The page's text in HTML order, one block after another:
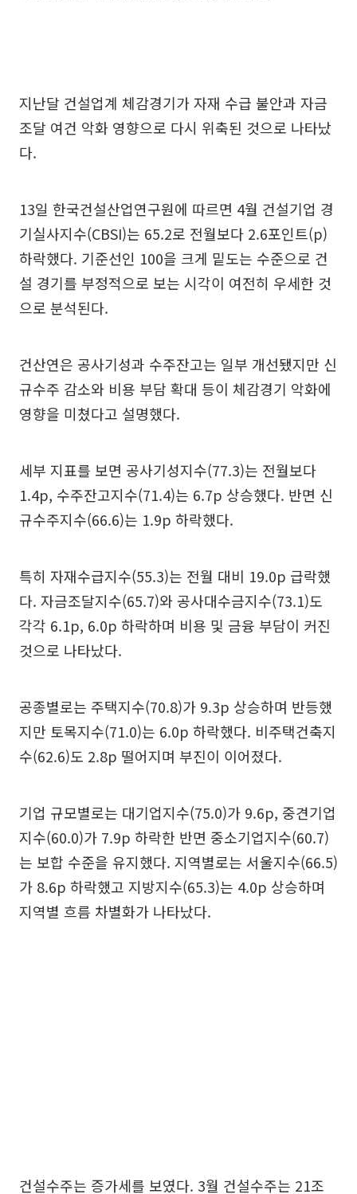
지난달 건설업계 체감경기가 자재 수급 불안과 자금
조달 여건 악화 영향으로 다시 위축된 것으로 나타났
다.
13일 한국건설산업연구원에 따르면 4월 건설기업 경
기실사지수(CBSI)는 65.2로 전월보다 2.6포인트(p)
하락했다. 기준선인 100을 크게 밑도는 수준으로 건
설 경기를 부정적으로 보는 시각이 여전히 우세한 것
으로 분석된다.
건산연은 공사기성과 수주잔고는 일부 개선됐지만 신
규수주 감소와 비용 부담 확대 등이 체감경기 악화에
영향을 미쳤다고 설명했다.
세부 지표를 보면 공사기성지수(77.3)는 전월보다
1.4p, 수주잔고지수(71.4)는 6.7p 상승했다. 반면 신
규수주지수(66.6)는 1.9p 하락했다.
특히 자재수급지수(55.3)는 전월 대비 19.0p 급락했
다. 자금조달지수(65.7)와 공사대수금지수(73.1)도
각각 6.1p, 6.0p 하락하며 비용 및 금융 부담이 커진
것으로 나타났다.
공종별로는 주택지수(70.8)가 9.3p 상승하며 반등했
지만 토목지수(71.0)는 6.0p 하락했다. 비주택건축지
수(62.6)도 2.8p 떨어지며 부진이 이어졌다.
기업 규모별로는 대기업지수(75.0)가 9.6p, 중견기업
지수(60.0)가 7.9p 하락한 반면 중소기업지수(60.7)
는 보합 수준을 유지했다. 지역별로는 서울지수(66.5)
가 8.6p 하락했고 지방지수(65.3)는 4.0p 상승하며
지역별 흐름 차별화가 나타났다.
건설수주는 증가세를 보였다. 3월 건설수주는 21조